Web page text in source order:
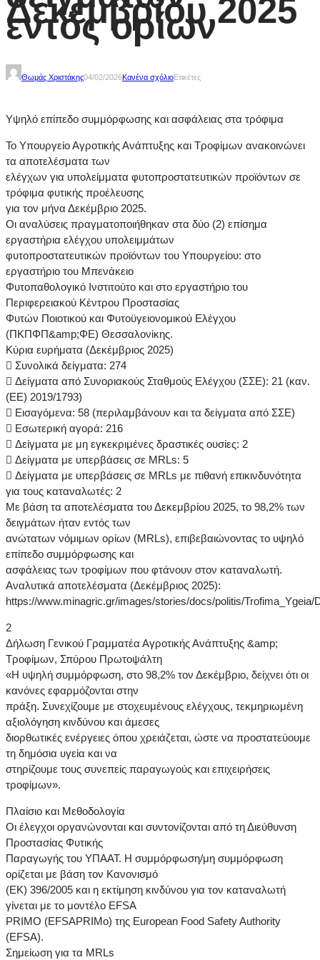
Δεκεμβρίου 2025
εντός ορίων
Θωμάς Χριστάκης04/02/2026Κανένα σχόλιοΕτικέτες
Υψηλό επίπεδο συμμόρφωσης και ασφάλειας στα τρόφιμα
Το Υπουργείο Αγροτικής Ανάπτυξης και Τροφίμων ανακοινώνει
τα αποτελέσματα των
ελέγχων για υπολείμματα φυτοπροστατευτικών προϊόντων σε
τρόφιμα φυτικής προέλευσης
για τον μήνα Δεκέμβριο 2025.
Οι αναλύσεις πραγματοποιήθηκαν στα δύο (2) επίσημα
εργαστήρια ελέγχου υπολειμμάτων
φυτοπροστατευτικών προϊόντων του Υπουργείου: στο
εργαστήριο του Μπενάκειο
Φυτοπαθολογικό Ινστιτούτο και στο εργαστήριο του
Περιφερειακού Κέντρου Προστασίας
Φυτών Ποιοτικού και Φυτοϋγειονομικού Ελέγχου
(ΠΚΠΦΠ&amp;ΦΕ) Θεσσαλονίκης.
Κύρια ευρήματα (Δεκέμβριος 2025)
 Συνολικά δείγματα: 274
 Δείγματα από Συνοριακούς Σταθμούς Ελέγχου (ΣΣΕ): 21 (καν.
(ΕΕ) 2019/1793)
 Εισαγόμενα: 58 (περιλαμβάνουν και τα δείγματα από ΣΣΕ)
 Εσωτερική αγορά: 216
 Δείγματα με μη εγκεκριμένες δραστικές ουσίες: 2
 Δείγματα με υπερβάσεις σε MRLs: 5
 Δείγματα με υπερβάσεις σε MRLs με πιθανή επικινδυνότητα
για τους καταναλωτές: 2
Με βάση τα αποτελέσματα του Δεκεμβρίου 2025, το 98,2% των
δειγμάτων ήταν εντός των
ανώτατων νόμιμων ορίων (MRLs), επιβεβαιώνοντας το υψηλό
επίπεδο συμμόρφωσης και
ασφάλειας των τροφίμων που φτάνουν στον καταναλωτή.
Αναλυτικά αποτελέσματα (Δεκέμβριος 2025):
https://www.minagric.gr/images/stories/docs/politis/Trofima_Ygeia/
2
Δήλωση Γενικού Γραμματέα Αγροτικής Ανάπτυξης &amp;
Τροφίμων, Σπύρου Πρωτοψάλτη
«Η υψηλή συμμόρφωση, στο 98,2% τον Δεκέμβριο, δείχνει ότι οι
κανόνες εφαρμόζονται στην
πράξη. Συνεχίζουμε με στοχευμένους ελέγχους, τεκμηριωμένη
αξιολόγηση κινδύνου και άμεσες
διορθωτικές ενέργειες όπου χρειάζεται, ώστε να προστατεύουμε
τη δημόσια υγεία και να
στηρίζουμε τους συνεπείς παραγωγούς και επιχειρήσεις
τροφίμων».
Πλαίσιο και Μεθοδολογία
Οι έλεγχοι οργανώνονται και συντονίζονται από τη Διεύθυνση
Προστασίας Φυτικής
Παραγωγής του ΥΠΑΑΤ. Η συμμόρφωση/μη συμμόρφωση
ορίζεται με βάση τον Κανονισμό
(ΕΚ) 396/2005 και η εκτίμηση κινδύνου για τον καταναλωτή
γίνεται με το μοντέλο EFSA
PRIMO (EFSAPRIMo) της European Food Safety Authority
(EFSA).
Σημείωση για τα MRLs